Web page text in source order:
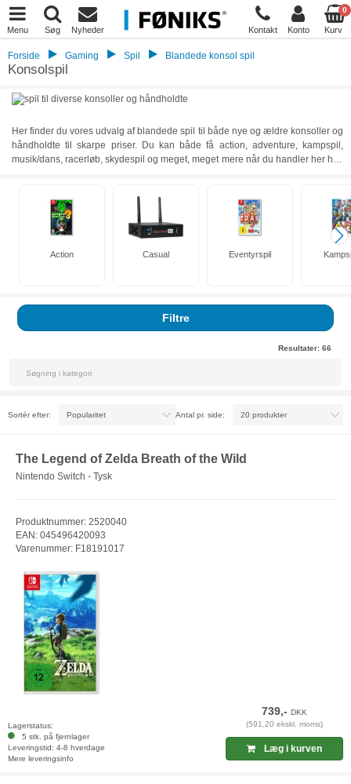
Menu Søg Nyheder Kontakt Konto
0
Kurv
Forside Gaming Spil Blandede konsol spil
Konsolspil
Her finder du vores udvalg af blandede spil til både nye og ældre konsoller og
håndholdte til skarpe priser. Du kan både få action, adventure, kampspil,
musik/dans, racerløb, skydespil og meget, meget mere når du handler her hos
ude efter et særligt spil og kan du ikke finde det her på siden, kan du bruge
vores søgefunktion til hurtigt og nemt at finde frem til det. Se nærmere på
vores udvalg af konsolspil her på siden, og find lige det spil du har lyst til at
Action Casual Eventyrspil
Filtre
Resultater: 66
Sortér efter: Antal pr. side:
The Legend of Zelda Breath of the Wild
Nintendo Switch - Tysk
Produktnummer: 2520040
EAN: 045496420093
Varenummer: F18191017
Lagerstatus:
5 stk. på fjernlager
Leveringstid: 4-8 hverdage
Mere leveringsinfo
739,-DKK
(591,20 ekskl. moms)
Læg i kurven